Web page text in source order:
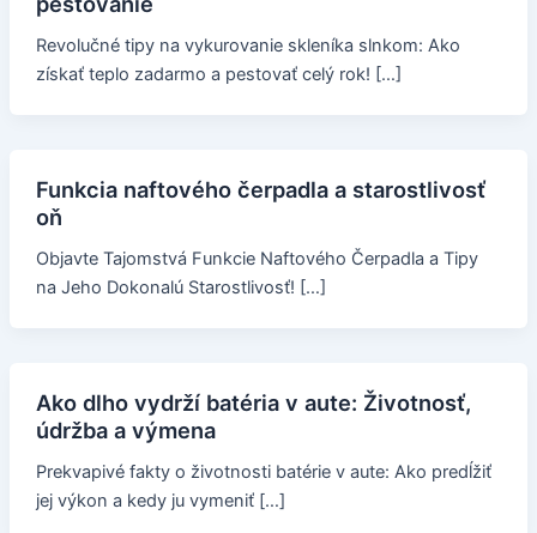
Revolučné tipy na vykurovanie skleníka slnkom: Ako
získať teplo zadarmo a pestovať celý rok! […]
Funkcia naftového čerpadla a starostlivosť
oň
Objavte Tajomstvá Funkcie Naftového Čerpadla a Tipy
na Jeho Dokonalú Starostlivosť! […]
Ako dlho vydrží batéria v aute: Životnosť,
údržba a výmena
Prekvapivé fakty o životnosti batérie v aute: Ako predĺžiť
jej výkon a kedy ju vymeniť […]